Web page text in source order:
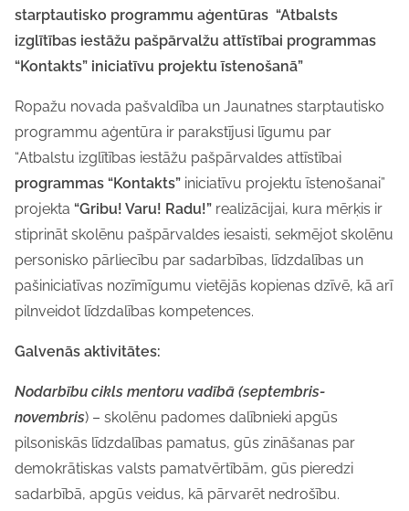
starptautisko programmu aģentūras “Atbalsts
izglītības iestāžu pašpārvalžu attīstībai programmas
“Kontakts” iniciatīvu projektu īstenošanā”
Ropažu novada pašvaldība un Jaunatnes starptautisko
programmu aģentūra ir parakstījusi līgumu par
“Atbalstu izglītības iestāžu pašpārvaldes attīstībai
programmas “Kontakts” iniciatīvu projektu īstenošanai”
projekta “Gribu! Varu! Radu!” realizācijai, kura mērķis ir
stiprināt skolēnu pašpārvaldes iesaisti, sekmējot skolēnu
personisko pārliecību par sadarbības, līdzdalības un
pašiniciatīvas nozīmīgumu vietējās kopienas dzīvē, kā arī
pilnveidot līdzdalības kompetences.
Galvenās aktivitātes:
Nodarbību cikls mentoru vadībā (septembris-
novembris) – skolēnu padomes dalībnieki apgūs
pilsoniskās līdzdalības pamatus, gūs zināšanas par
demokrātiskas valsts pamatvērtībām, gūs pieredzi
sadarbībā, apgūs veidus, kā pārvarēt nedrošību.